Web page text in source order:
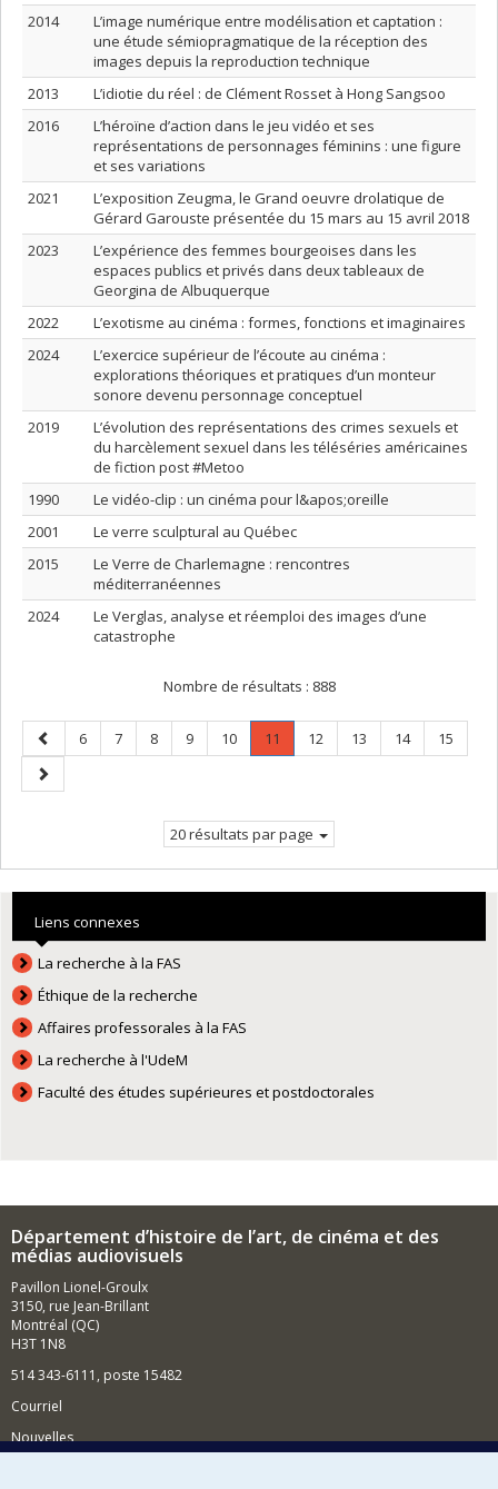
2014
L’image numérique entre modélisation et captation :
une étude sémiopragmatique de la réception des
images depuis la reproduction technique
2013
L’idiotie du réel : de Clément Rosset à Hong Sangsoo
2016
L’héroïne d’action dans le jeu vidéo et ses
représentations de personnages féminins : une figure
et ses variations
2021
L’exposition Zeugma, le Grand oeuvre drolatique de
Gérard Garouste présentée du 15 mars au 15 avril 2018
2023
L’expérience des femmes bourgeoises dans les
espaces publics et privés dans deux tableaux de
Georgina de Albuquerque
2022
L’exotisme au cinéma : formes, fonctions et imaginaires
2024
L’exercice supérieur de l’écoute au cinéma :
explorations théoriques et pratiques d’un monteur
sonore devenu personnage conceptuel
2019
L’évolution des représentations des crimes sexuels et
du harcèlement sexuel dans les téléséries américaines
de fiction post #Metoo
1990
Le vidéo-clip : un cinéma pour l&apos;oreille
2001
Le verre sculptural au Québec
2015
Le Verre de Charlemagne : rencontres
méditerranéennes
2024
Le Verglas, analyse et réemploi des images d’une
catastrophe
Nombre de résultats : 888
Page
précédente
Page
6 Page
7 Page
8 Page
9 Page
10 Page
11
Page
Page
12 Page
13 Page
14 Page
15
Page
suivante
20 résultats par page
Liens connexes
La recherche à la FAS
Éthique de la recherche
Affaires professorales à la FAS
La recherche à l'UdeM
Faculté des études supérieures et postdoctorales
Département d’histoire de l’art, de cinéma et des
médias audiovisuels
Pavillon Lionel-Groulx
3150, rue Jean-Brillant
Montréal (QC)
H3T 1N8
514 343-6111, poste 15482
Courriel
Nouvelles